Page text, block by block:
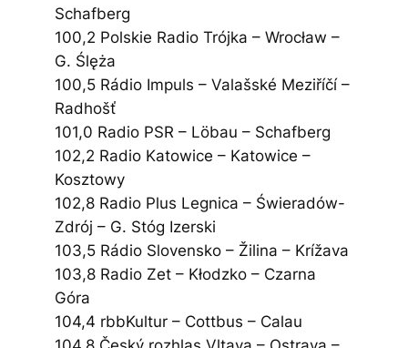
Schafberg
100,2 Polskie Radio Trójka – Wrocław –
G. Ślęża
100,5 Rádio Impuls – Valašské Meziříčí –
Radhošť
101,0 Radio PSR – Löbau – Schafberg
102,2 Radio Katowice – Katowice –
Kosztowy
102,8 Radio Plus Legnica – Świeradów-
Zdrój – G. Stóg Izerski
103,5 Rádio Slovensko – Žilina – Krížava
103,8 Radio Zet – Kłodzko – Czarna
Góra
104,4 rbbKultur – Cottbus – Calau